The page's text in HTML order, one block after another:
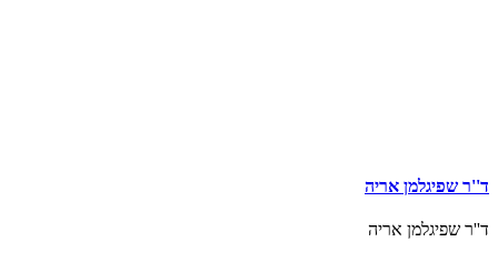
שפיגלמן אריה
שפיגלמן אריה